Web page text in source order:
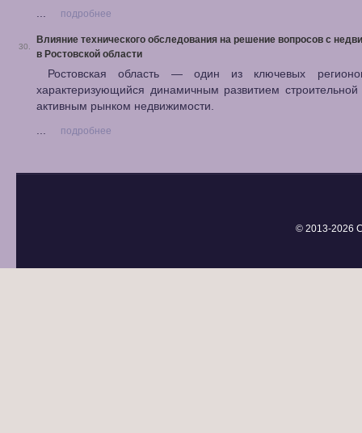
...
подробнее
30.
Влияние технического обследования на решение вопросов с
в Ростовской области
Ростовская область — один из ключевых
характеризующийся динамичным развитием
активным рынком недвижимости.
...
подробнее
© 2013-2026